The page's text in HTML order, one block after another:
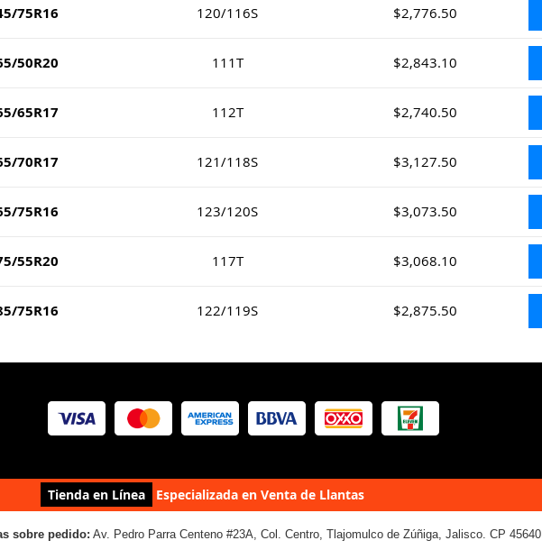
75R16 120/116S $2,776.50
50R20 111T $2,843.10
65R17 112T $2,740.50
70R17 121/118S $3,127.50
75R16 123/120S $3,073.50
55R20 117T $3,068.10
75R16 122/119S $2,875.50
Tienda en Línea Especializada en Venta de Llantas
sobre pedido: Av. Pedro Parra Centeno #23A, Col. Centro, Tlajomulco de Zúñiga, Jalisco. CP 45640